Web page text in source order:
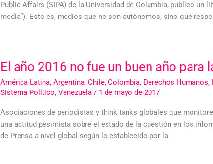
Public Affairs (SIPA) de la Universidad de Columbia, publicó un
media“). Esto es, medios que no son autónomos, sino que
El año 2016 no fue un buen año para
América Latina, Argentina, Chile, Colombia, Derechos Humanos,
Sistema Político, Venezuela/ 1 de mayo de 2017
Asociaciones de periodistas y think tanks globales que
una actitud pesimista sobre el estado de la cuestión en los
de Prensa a nivel global según lo establecido por la